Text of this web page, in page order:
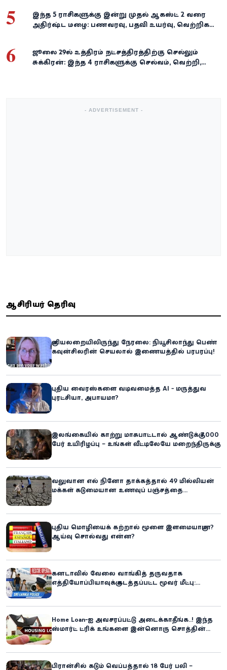
5
இந்த 5 ராசிகளுக்கு இன்று முதல் ஆகஸ்ட் 2 வரை
அதிர்ஷ்ட மழை: பணவரவு, பதவி உயர்வு, வெற்றிகள்
6
ஜூலை 29-ல் உத்திரம் நட்சத்திரத்திற்கு செல்லும்
சுக்கிரன்: இந்த 4 ராசிகளுக்கு செல்வம், வெற்றி,
- ADVERTISEMENT -
ஆசிரியர் தெரிவு
குளியலறையிலிருந்து நேரலை: நியூசிலாந்து பெண்
கவுன்சிலரின் செயலால் இணையத்தில் பரபரப்பு!
புதிய வைரஸ்களை வடிவமைத்த AI - மருத்துவ
புரட்சியா, அபாயமா?
இலங்கையில் காற்று மாசுபாட்டால் ஆண்டுக்கு 7,000
பேர் உயிரிழப்பு – உங்கள் வீட்டிலேயே மறைந்திருக்கும்
வலுவான எல் நினோ தாக்கத்தால் 49 மில்லியன்
மக்கள் கடுமையான உணவுப் பஞ்சத்தை
புதிய மொழியைக் கற்றால் மூளை இளமையாகுமா?
ஆய்வு சொல்வது என்ன?
கனடாவில் வேலை வாங்கித் தருவதாக
எத்தியோப்பியாவுக்கு கடத்தப்பட்ட மூவர் மீட்பு:
Home Loan-ஐ அவசரப்பட்டு அடைக்காதீங்க..! இந்த
ஸ்மார்ட் ட்ரிக் உங்களை இன்னொரு சொத்தின்
பிரான்சில் கடும் வெப்பத்தால் 18 பேர் பலி –